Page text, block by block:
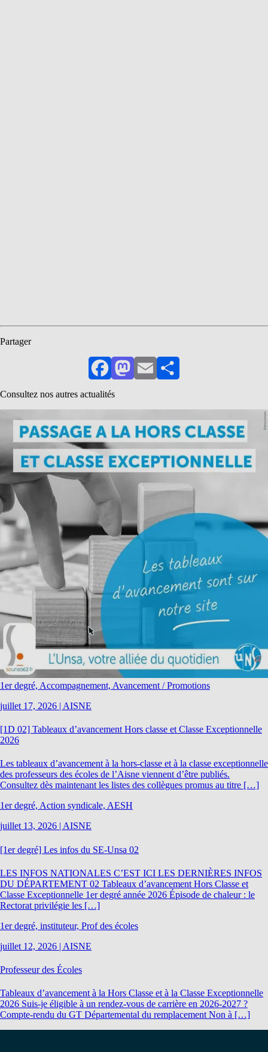
Partager
FacebookMastodon
EmailPartager
Consultez nos autres actualités
1er degré, Accompagnement, Avancement / Promotions
juillet 17, 2026 | AISNE
[1D 02] Tableaux d’avancement Hors classe et Classe Exceptionnelle
2026
Les tableaux d’avancement à la hors-classe et à la classe exceptionnelle
des professeurs des écoles de l’Aisne viennent d’être publiés.
Consultez dès maintenant les listes des collègues promus au titre […]
1er degré, Action syndicale, AESH
juillet 13, 2026 | AISNE
[1er degré] Les infos du SE-Unsa 02
LES INFOS NATIONALES C’EST ICI LES DERNIÈRES INFOS
DU DÉPARTEMENT 02 Tableaux d’avancement Hors Classe et
Classe Exceptionnelle 1er degré année 2026 Épisode de chaleur : le
Rectorat privilégie les […]
1er degré, instituteur, Prof des écoles
juillet 12, 2026 | AISNE
Professeur des Écoles
Tableaux d’avancement à la Hors Classe et à la Classe Exceptionnelle
2026 Suis-je éligible à un rendez-vous de carrière en 2026-2027 ?
Compte-rendu du GT Départemental du remplacement Non à […]